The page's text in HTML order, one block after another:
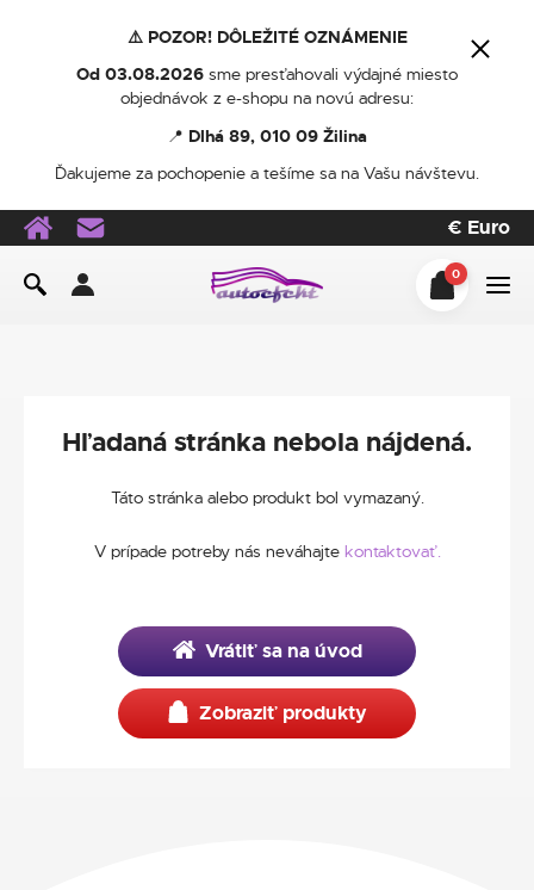
⚠️ POZOR! DÔLEŽITÉ OZNÁMENIE
Od 03.08.2026 sme presťahovali výdajné miesto
objednávok z e-shopu na novú adresu:
📍 Dlhá 89, 010 09 Žilina
Ďakujeme za pochopenie a tešíme sa na Vašu návštevu.
€ Euro
0
Hľadaná stránka nebola nájdená.
Táto stránka alebo produkt bol vymazaný.
V prípade potreby nás neváhajte kontaktovať.
Vrátiť sa na úvod
Zobraziť produkty